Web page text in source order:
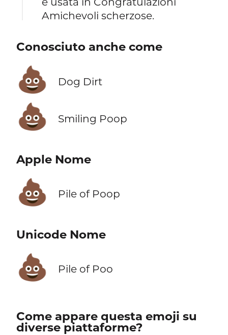
Amichevoli scherzose.
Conosciuto anche come
💩 Dog Dirt
💩 Smiling Poop
Apple Nome
💩 Pile of Poop
Unicode Nome
💩 Pile of Poo
Come appare questa emoji su
diverse piattaforme?